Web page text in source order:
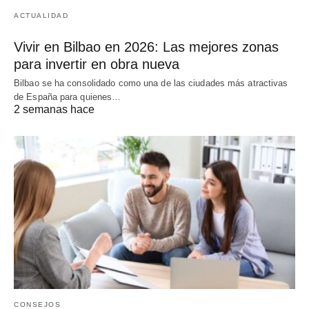
ACTUALIDAD
Vivir en Bilbao en 2026: Las mejores zonas
para invertir en obra nueva
Bilbao se ha consolidado como una de las ciudades más atractivas
de España para quienes…
2 semanas hace
CONSEJOS